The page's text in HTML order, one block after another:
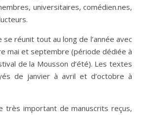
universitaires, comédien.nes,
réunit tout au long de l’année avec
mai et septembre (période dédiée à
de la Mousson d’été). Les textes
de janvier à avril et d’octobre à
très important de manuscrits reçus,